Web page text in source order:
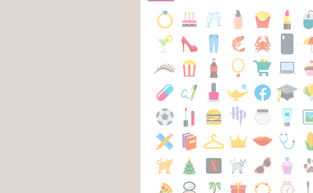
►2016(487)
►2015(424)
►2014(403)
►2013(869)
▼2012 (761)
► dezembro (65)
► novembro (81)
► outubro(73)
► setembro(63)
► agosto(48)